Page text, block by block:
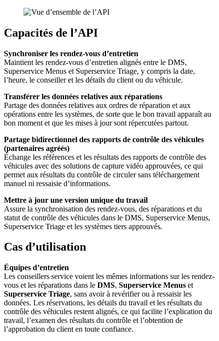
Capacités de l’API
Synchroniser les rendez-vous d’entretien
Maintient les rendez-vous d’entretien alignés entre le DMS,
Superservice Menus et Superservice Triage, y compris la date,
l’heure, le conseiller et les détails du client ou du véhicule.
Transférer les données relatives aux réparations
Partage des données relatives aux ordres de réparation et aux
opérations entre les systèmes, de sorte que le bon travail apparaît au
bon moment et que les mises à jour sont répercutées partout.
Partage bidirectionnel des rapports de contrôle des véhicules
(partenaires agréés)
Échange les références et les résultats des rapports de contrôle des
véhicules avec des solutions de capture vidéo approuvées, ce qui
permet aux résultats du contrôle de circuler sans téléchargement
manuel ni ressaisie d’informations.
Mettre à jour une version unique du travail
Assure la synchronisation des rendez-vous, des réparations et du
statut de contrôle des véhicules dans le DMS, Superservice Menus,
Superservice Triage et les systèmes tiers approuvés.
Cas d’utilisation
Équipes d’entretien
Les conseillers service voient les mêmes informations sur les rendez-
vous et les réparations dans le DMS, Superservice Menus et
Superservice Triage, sans avoir à revérifier ou à ressaisir les
données. Les réservations, les détails du travail et les résultats du
contrôle des véhicules restent alignés, ce qui facilite l’explication du
travail, l’examen des résultats du contrôle et l’obtention de
l’approbation du client en toute confiance.